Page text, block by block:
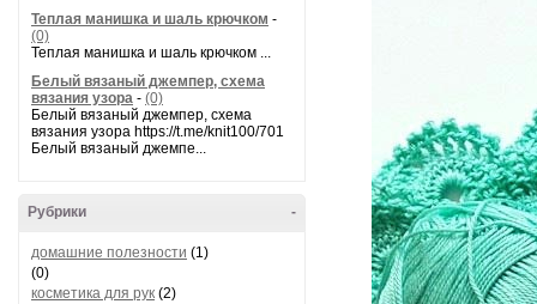
Теплая манишка и шаль крючком -
(0)
Теплая манишка и шаль крючком ...
Белый вязаный джемпер, схема
вязания узора - (0)
Белый вязаный джемпер, схема
вязания узора https://t.me/knit100/701
Белый вязаный джемпе...
-
Рубрики
домашние полезности (1)
(0)
косметика для рук (2)